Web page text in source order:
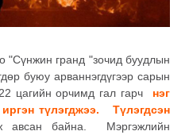
"Сүнжин гранд "зочид буудлын
буюу арваннэгдүгээр сарын
цагийн орчимд гал гарч
нэг
түлэгджээ. Түлэгдсэн
авсан байна. Мэргэжлийн